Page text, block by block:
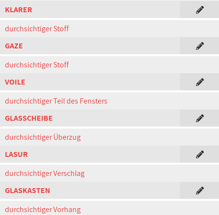
KLARER
durchsichtiger Stoff
GAZE
durchsichtiger Stoff
VOILE
durchsichtiger Teil des Fensters
GLASSCHEIBE
durchsichtiger Überzug
LASUR
durchsichtiger Verschlag
GLASKASTEN
durchsichtiger Vorhang